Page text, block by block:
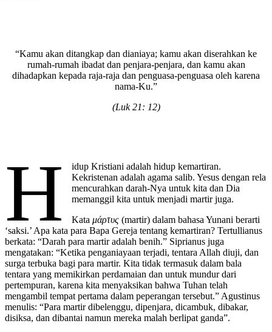
“Kamu akan ditangkap dan dianiaya; kamu akan diserahkan ke
rumah-rumah ibadat dan penjara-penjara, dan kamu akan
dihadapkan kepada raja-raja dan penguasa-penguasa oleh karena
nama-Ku.”
(Luk 21: 12)
H
idup Kristiani adalah hidup kemartiran.
Kekristenan adalah agama salib. Yesus dengan rela
mencurahkan darah-Nya untuk kita dan Dia
memanggil kita untuk menjadi martir juga.
Kataμάρτυς (martir) dalam bahasa Yunani berarti
‘saksi.’ Apa kata para Bapa Gereja tentang kemartiran? Tertullianus
berkata: “Darah para martir adalah benih.” Siprianus juga
mengatakan: “Ketika penganiayaan terjadi, tentara Allah diuji, dan
surga terbuka bagi para martir. Kita tidak termasuk dalam bala
tentara yang memikirkan perdamaian dan untuk mundur dari
pertempuran, karena kita menyaksikan bahwa Tuhan telah
mengambil tempat pertama dalam peperangan tersebut.” Agustinus
menulis: “Para martir dibelenggu, dipenjara, dicambuk, dibakar,
disiksa, dan dibantai namun mereka malah berlipat ganda”.